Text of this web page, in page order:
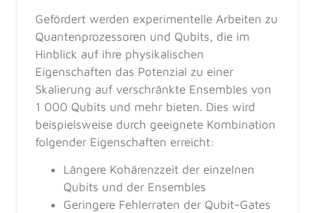
Gefördert werden experimentelle Arbeiten zu
Quantenprozessoren und Qubits, die im
Hinblick auf ihre physikalischen
Eigenschaften das Potenzial zu einer
Skalierung auf verschränkte Ensembles von
1 000 Qubits und mehr bieten. Dies wird
beispielsweise durch geeignete Kombination
folgender Eigenschaften erreicht:
Längere Kohärenzzeit der einzelnen
Qubits und der Ensembles
Geringere Fehlerraten der Qubit-Gates